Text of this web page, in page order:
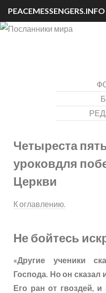
Четыреста
уроковдля
Церкви
К оглавлению.
Не бойтесь
«Другие ученики
Господа. Но он сказал
Его ран от гвоздей,
PEACEMESSENGERS.INFO